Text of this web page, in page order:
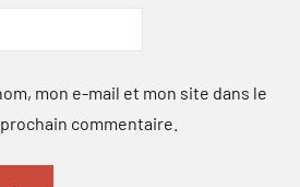
mon e-mail et mon site dans le
commentaire.